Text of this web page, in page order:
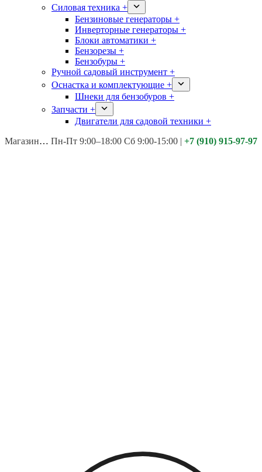
Силовая техника +
Бензиновые генераторы +
Инверторные генераторы +
Блоки автоматики +
Бензорезы +
Бензобуры +
Ручной садовый инструмент +
Оснастка и комплектующие +
Шнеки для бензобуров +
Запчасти +
Двигатели для садовой техники +
Магазины: Калуга ул. Московская д.113
Пн-Пт 9:00–18:00 Сб 9:00-15:00 | +7 (910) 915-97-97